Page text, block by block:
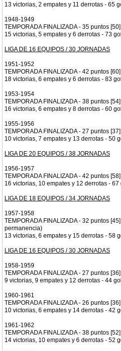
13 victorias, 2 empates y 11 derrotas - 65
1948-1949
TEMPORADA FINALIZADA - 35 puntos
15 victorias, 5 empates y 6 derrotas - 73
LIGA DE 16 EQUIPOS / 30 JORNADAS
1951-1952
TEMPORADA FINALIZADA - 42 puntos
18 victorias, 6 empates y 6 derrotas - 83
1953-1954
TEMPORADA FINALIZADA - 38 puntos
16 victorias, 6 empates y 8 derrotas - 60
1955-1956
TEMPORADA FINALIZADA - 27 puntos
10 victorias, 7 empates y 13 derrotas - 50
LIGA DE 20 EQUIPOS / 38 JORNADAS
1956-1957
TEMPORADA FINALIZADA - 42 puntos
16 victorias, 10 empates y 12 derrotas -
LIGA DE 18 EQUIPOS / 34 JORNADAS
1957-1958
TEMPORADA FINALIZADA - 32 puntos
permanencia)
13 victorias, 6 empates y 15 derrotas - 58
LIGA DE 16 EQUIPOS / 30 JORNADAS
1958-1959
TEMPORADA FINALIZADA - 27 puntos
9 victorias, 9 empates y 12 derrotas - 44
1960-1961
TEMPORADA FINALIZADA - 26 puntos
10 victorias, 6 empates y 14 derrotas - 42
1961-1962
TEMPORADA FINALIZADA - 38 puntos
14 victorias, 10 empates y 6 derrotas - 52